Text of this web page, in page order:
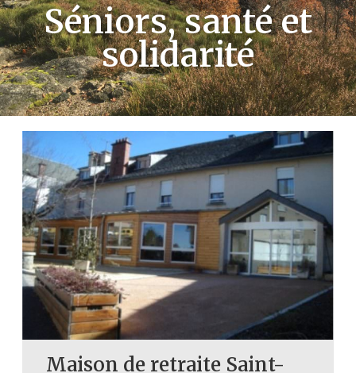
Séniors, santé et
solidarité
Maison de retraite Saint-